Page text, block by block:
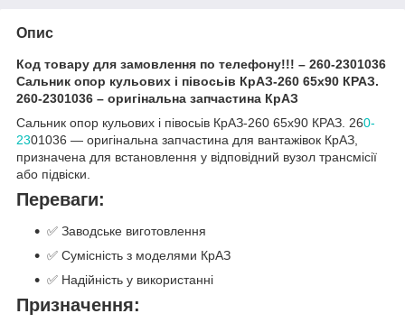
Опис
Код товару для замовлення по телефону!!! – 260-2301036
Сальник опор кульових і півосьів КрАЗ-260 65x90 КРАЗ.
260-2301036 – оригінальна запчастина КрАЗ
Сальник опор кульових і півосьів КрАЗ-260 65x90 КРАЗ. 260-
2301036 — оригінальна запчастина для вантажівок КрАЗ,
призначена для встановлення у відповідний вузол трансмісії
або підвіски.
Переваги:
✅ Заводське виготовлення
✅ Сумісність з моделями КрАЗ
✅ Надійність у використанні
Призначення: